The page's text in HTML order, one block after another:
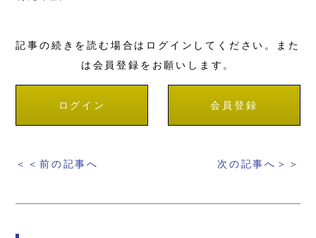
記事の続きを読む場合はログインしてください。また
は会員登録をお願いします。
ログイン 会員登録
＜＜前の記事へ 次の記事へ＞＞